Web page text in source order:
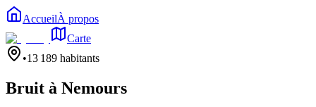
AccueilÀ propos
Carte
•13 189 habitants
Bruit à Nemours